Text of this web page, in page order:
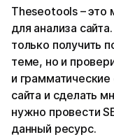
Theseotools – это
для анализа
только получить
теме, но и
и
сайта и сделать
нужно провести
данный ресурс.